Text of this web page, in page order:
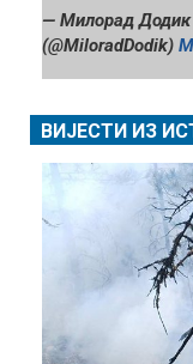
— Милорад Додик
(@MiloradDodik)
ВИЈЕСТИ ИЗ